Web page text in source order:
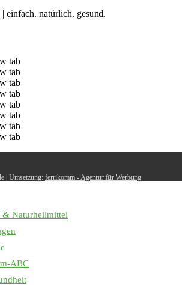
| einfach. natürlich. gesund.
tab
tab
tab
tab
tab
tab
tab
tab
| Umsetzung: ferrikomm - Agentur für Werbung
Naturheilmittel
ABC